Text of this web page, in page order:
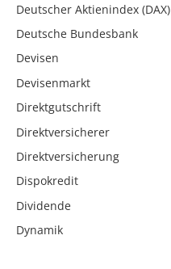
Deutscher Aktienindex (DAX)
Deutsche Bundesbank
Devisen
Devisenmarkt
Direktgutschrift
Direktversicherer
Direktversicherung
Dispokredit
Dividende
Dynamik